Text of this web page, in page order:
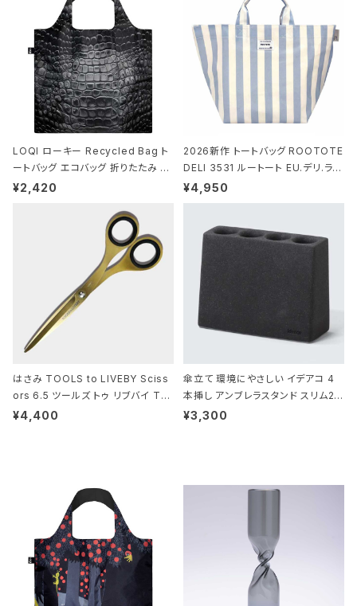
ウン ブラック
LOQI ローキー Recycled Bag ト
ートバッグ エコバッグ 折りたたみ 大
きめ 撥水加工 収納ポーチ CROCO
¥2,420
2026新作 トートバッグ ROOTOTE
DELI 3531 ルートート EU.デリ.ラミ
ネート-W サックス・ホワイト
¥4,950
はさみ TOOLS to LIVEBY Sciss
ors 6.5 ツールズ トゥ リブバイ TL
010 シザーズ 6.5 ゴールド
¥4,400
傘立て 環境にやさしい イデアコ 4
本挿し アンブレラスタンド スリム2 i
deaco Umbrella Stand slim2 s
¥3,300